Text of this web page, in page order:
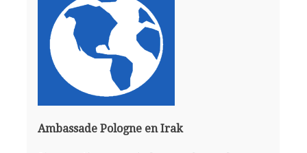
Ambassade Pologne en Irak